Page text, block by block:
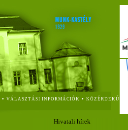
• VÁLASZTÁSI INFORMÁCIÓK • KÖZÉRDEKŰ
Hivatali hírek